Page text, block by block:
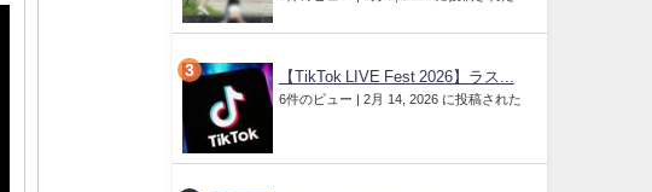
【TikTok LIVE Fest 2026】ラス...
6件のビュー | 2月 14, 2026 に投稿された